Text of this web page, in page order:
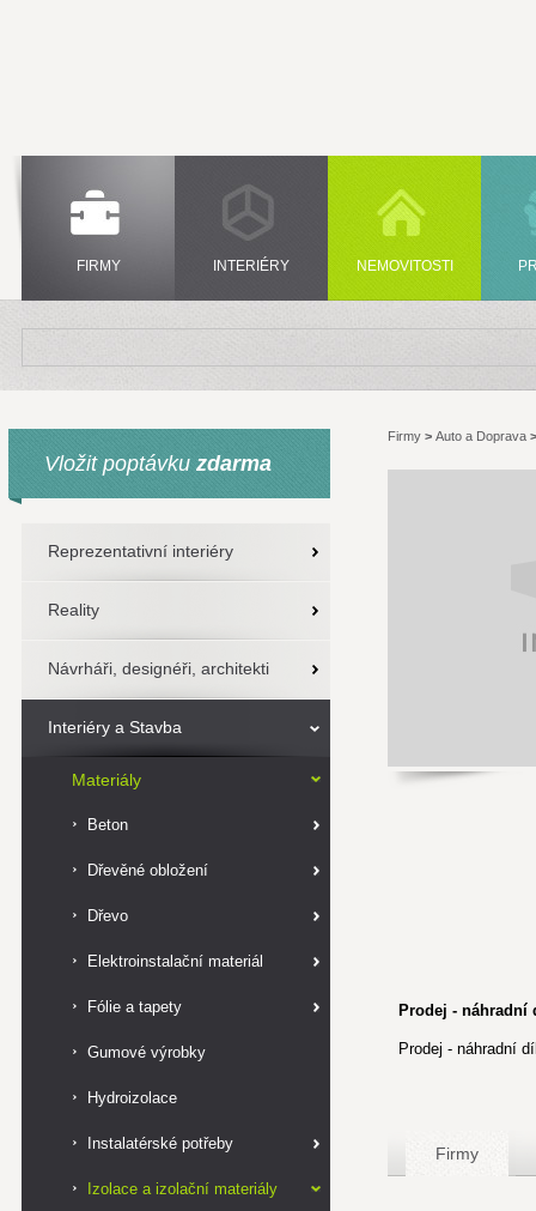
FIRMY INTERIÉRY NEMOVITOSTI
Vložit poptávku zdarma
Reprezentativní interiéry
Reality
Návrháři, designéři, architekti
Interiéry a Stavba
Materiály
Beton
Dřevěné obložení
Dřevo
Elektroinstalační materiál
Fólie a tapety
Gumové výrobky
Hydroizolace
Instalatérské potřeby
Izolace a izolační materiály
Firmy > Auto a Doprava
Prodej - náhradní
Prodej - náhradní
Firmy